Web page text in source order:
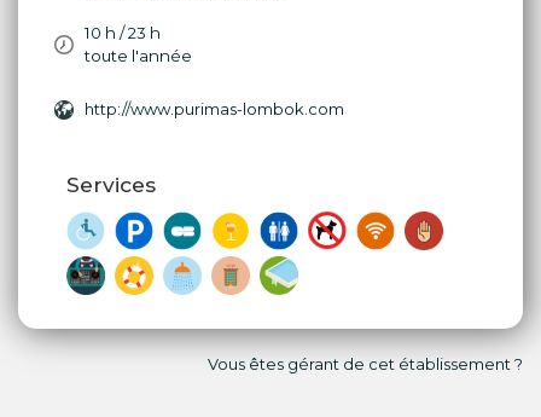
10 h / 23 h
toute l'année
http://www.purimas-lombok.com
Services
Vous êtes gérant de cet établissement ?